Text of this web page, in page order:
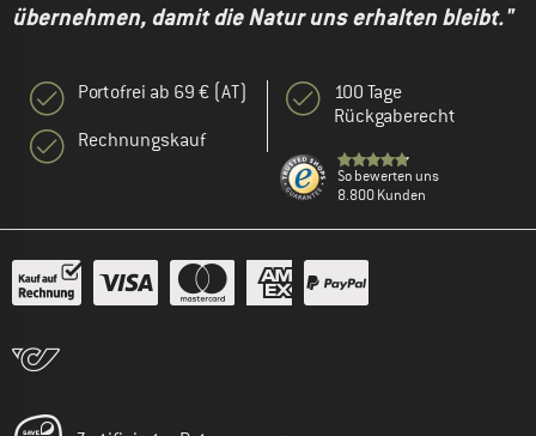
übernehmen, damit die Natur uns erhalten bleibt."
Portofrei ab 69 € (AT)
Rechnungskauf
100 Tage
Rückgaberecht
So bewerten uns
8.800 Kunden